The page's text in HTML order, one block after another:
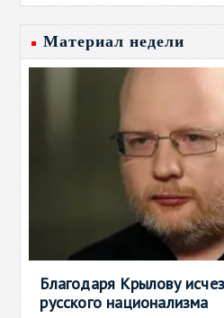
Материал недели
Благодаря Крылову
русского национализма